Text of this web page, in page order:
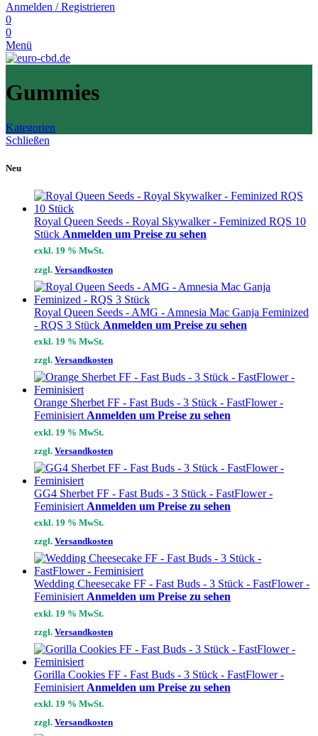
Anmelden / Registrieren
0
0
Menü
Gummies
Kategorien
Schließen
Neu
Royal Queen Seeds - Royal Skywalker - Feminized RQS 10
Stück Anmelden um Preise zu sehen
exkl. 19 % MwSt.
zzgl. Versandkosten
Royal Queen Seeds - AMG - Amnesia Mac Ganja Feminized
- RQS 3 Stück Anmelden um Preise zu sehen
exkl. 19 % MwSt.
zzgl. Versandkosten
Orange Sherbet FF - Fast Buds - 3 Stück - FastFlower -
Feminisiert Anmelden um Preise zu sehen
exkl. 19 % MwSt.
zzgl. Versandkosten
GG4 Sherbet FF - Fast Buds - 3 Stück - FastFlower -
Feminisiert Anmelden um Preise zu sehen
exkl. 19 % MwSt.
zzgl. Versandkosten
Wedding Cheesecake FF - Fast Buds - 3 Stück - FastFlower -
FeminisiertAnmelden um Preise zu sehen
exkl. 19 % MwSt.
zzgl. Versandkosten
Gorilla Cookies FF - Fast Buds - 3 Stück - FastFlower -
Feminisiert Anmelden um Preise zu sehen
exkl. 19 % MwSt.
zzgl. Versandkosten